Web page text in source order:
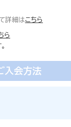
詳細はこちら
ら
入会方法